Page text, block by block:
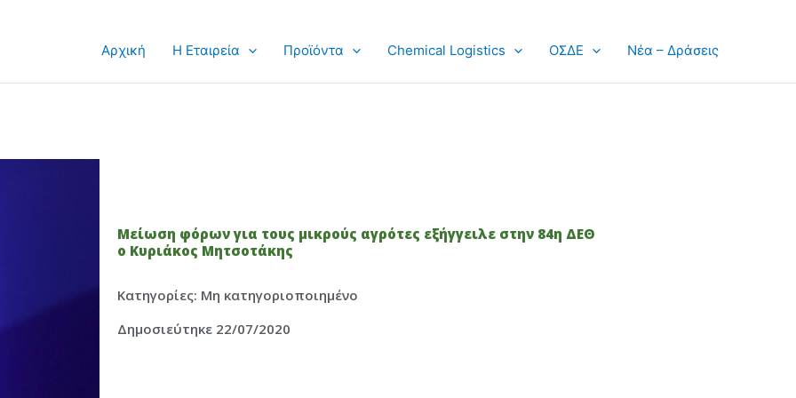
Αρχική Η Εταιρεία Προϊόντα Chemical Logistics ΟΣΔΕ Νέα – Δράσεις
Μείωση φόρων για τους μικρούς αγρότες εξήγγειλε στην 84η ΔΕΘ
ο Κυριάκος Μητσοτάκης
Κατηγορίες: Μη κατηγοριοποιημένο
Δημοσιεύτηκε 22/07/2020